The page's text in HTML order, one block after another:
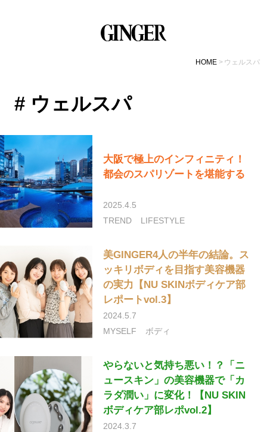
HOME ウェルスパ
# ウェルスパ
大阪で極上のインフィニティ！
都会のスパリゾートを堪能する
2025.4.5
TREND
LIFESTYLE
美GINGER4人の半年の結論。ス
ッキリボディを目指す美容機器
の実力【NU SKINボディケア部
レポートvol.3】
2024.5.7
MYSELF
ボディ
やらないと気持ち悪い！？「ニ
ュースキン」の美容機器で「カ
ラダ潤い」に変化！【NU SKIN
ボディケア部レポvol.2】
2024.3.7